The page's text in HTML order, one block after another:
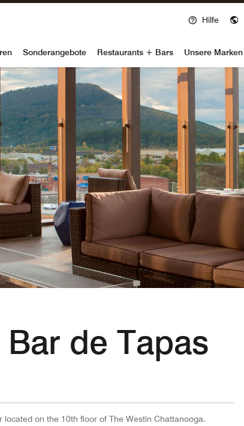
Hilfe
Sonderangebote Restaurants + Bars Unsere Marken
de Tapas
on the 10th floor of The Westin Chattanooga.